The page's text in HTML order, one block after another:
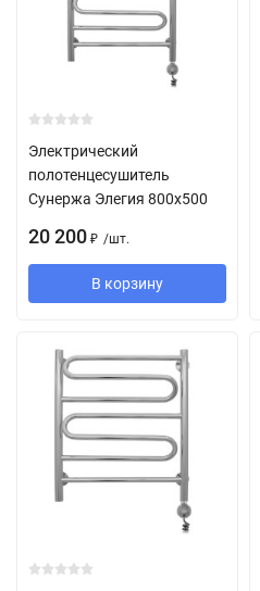
Электрический
полотенцесушитель
Сунержа Элегия 800х500
20 200 ₽ /шт.
В корзину